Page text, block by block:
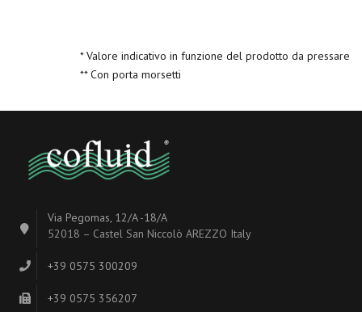
* Valore indicativo in funzione del prodotto da pressare
** Con porta morsetti
Via Pegomas, 12/A -18/A
52018 – Castel San Niccolò AREZZO Italy
+39 0575 300209
+39 0575 356207